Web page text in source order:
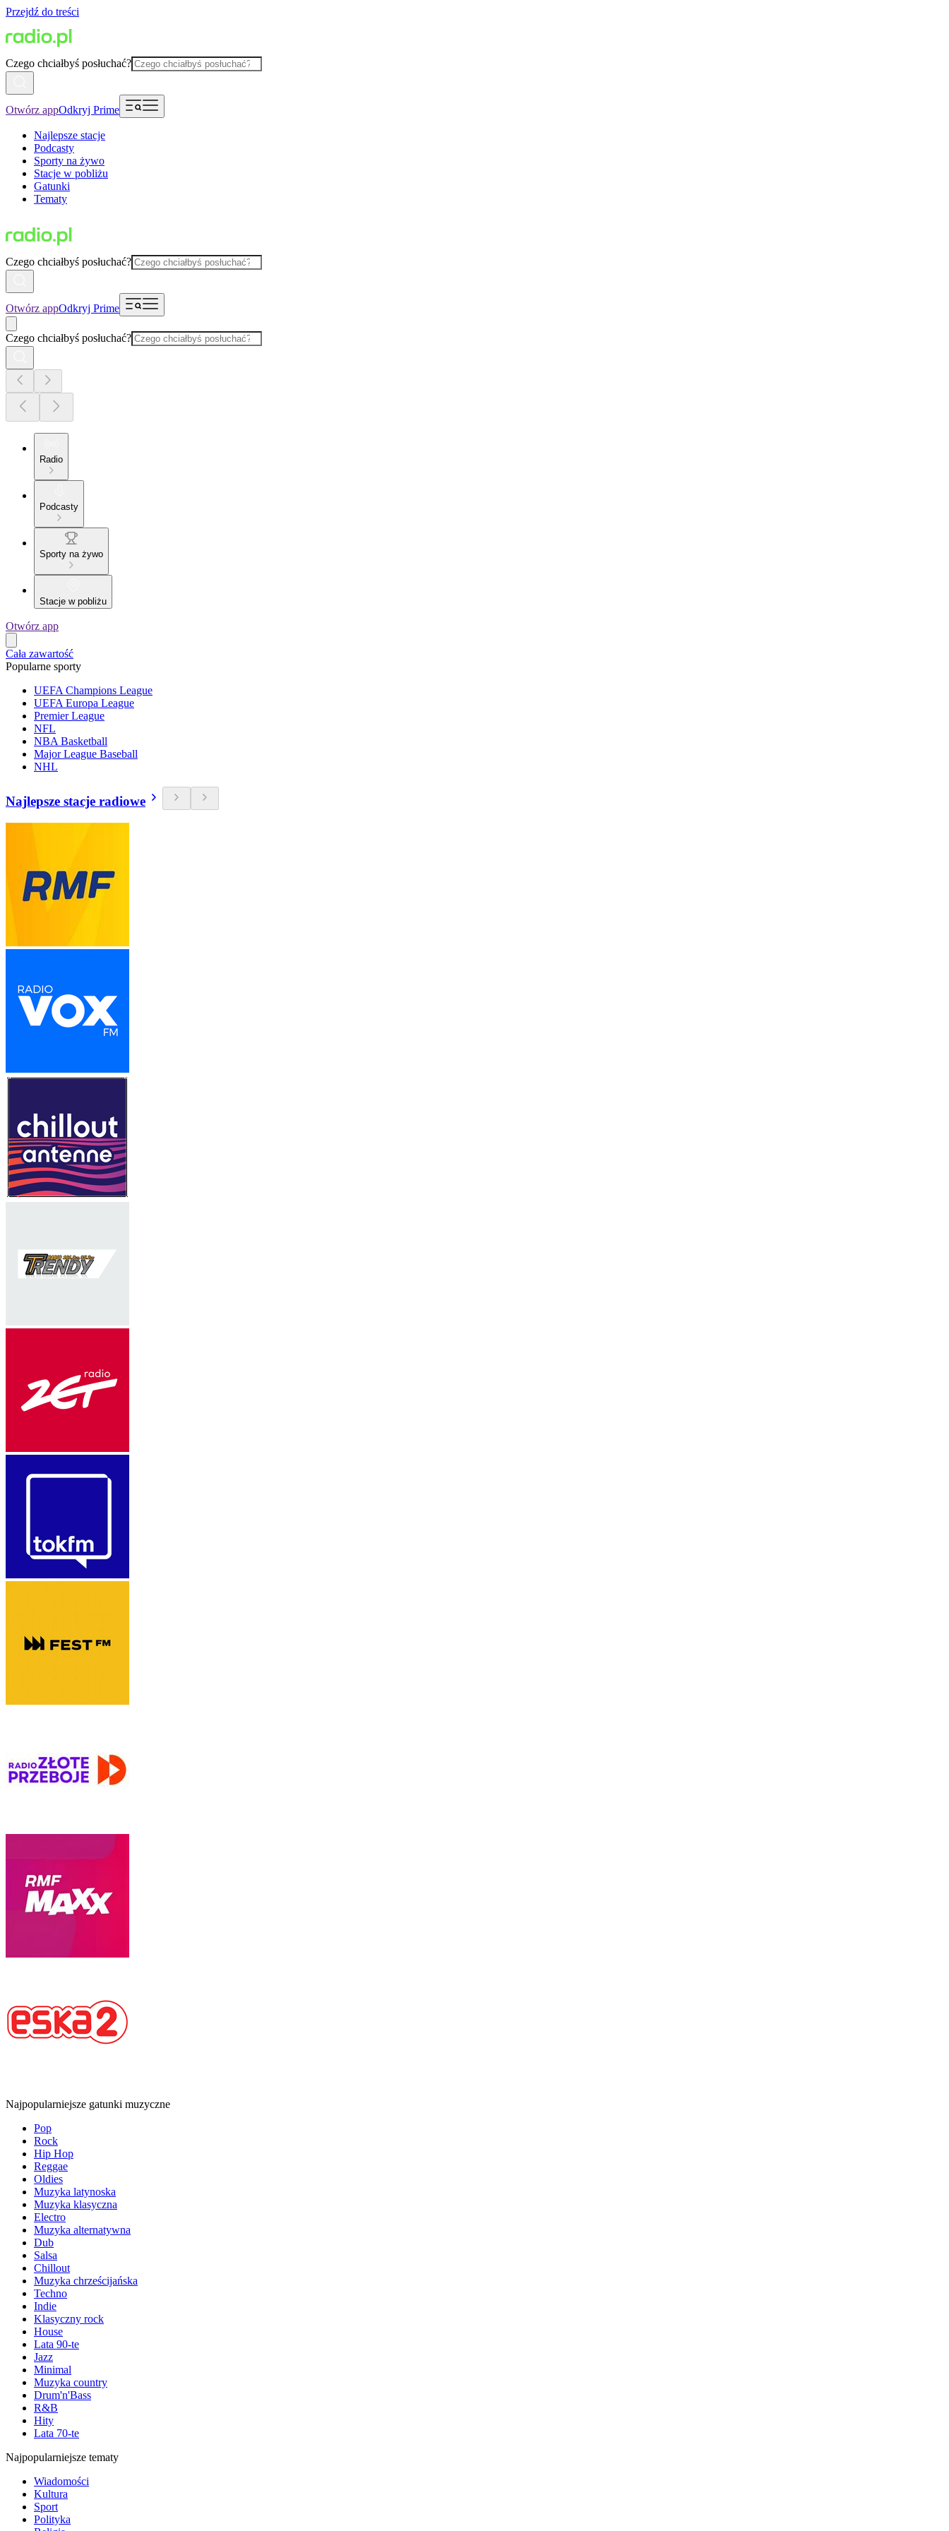
Przejdź do treści
Czego chciałbyś posłuchać?
Otwórz appOdkryj Prime
Najlepsze stacje
Podcasty
Sporty na żywo
Stacje w pobliżu
Gatunki
Tematy
Czego chciałbyś posłuchać?
Otwórz appOdkryj Prime
Czego chciałbyś posłuchać?
Radio
Podcasty
Sporty na żywo
Stacje w pobliżu
Otwórz app
Cała zawartość
Popularne sporty
UEFA Champions League
UEFA Europa League
Premier League
NFL
NBA Basketball
Major League Baseball
NHL
Najlepsze stacje radiowe
Najpopularniejsze gatunki muzyczne
Pop
Rock
Hip Hop
Reggae
Oldies
Muzyka latynoska
Muzyka klasyczna
Electro
Muzyka alternatywna
Dub
Salsa
Chillout
Muzyka chrześcijańska
Techno
Indie
Klasyczny rock
House
Lata 90-te
Jazz
Minimal
Muzyka country
Drum'n'Bass
R&B
Hity
Lata 70-te
Najpopularniejsze tematy
Wiadomości
Kultura
Sport
Polityka